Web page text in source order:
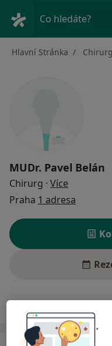
Co hledáte?
Hlavní Stránka Chirurg
MUDr. Pavel Belán
Chirurg · Více
Praha 1 adresa